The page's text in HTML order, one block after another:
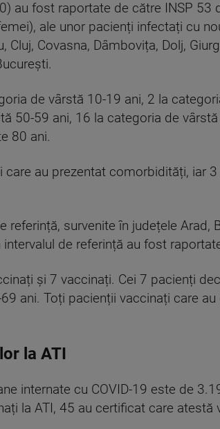
au fost raportate de către INSP 53
ale unor pacienți infectați cu
Cluj, Covasna, Dâmbovița, Dolj,
de vârstă 10-19 ani, 2 la
50-59 ani, 16 la categoria de
80 ani.
au prezentat comorbidități, iar
survenite în județele Arad,
de referință au fost
și 7 vaccinați. Cei 7 pacienți
ani. Toți pacienții vaccinați care
la ATI
internate cu COVID-19 este de
la ATI, 45 au certificat care atestă